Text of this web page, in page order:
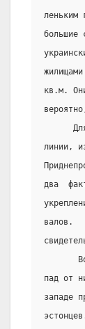
леньким
большие
кв.м.
линии,
два
валов.
пад от
западе